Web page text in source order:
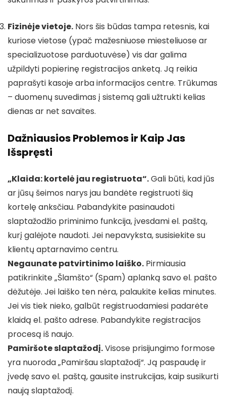
Fizinėje vietoje. Nors šis būdas tampa retesnis, kai
kuriose vietose (ypač mažesniuose miesteliuose ar
specializuotose parduotuvėse) vis dar galima
užpildyti popierinę registracijos anketą. Ją reikia
paprašyti kasoje arba informacijos centre. Trūkumas
– duomenų suvedimas į sistemą gali užtrukti kelias
dienas ar net savaites.
Dažniausios Problemos ir Kaip Jas
Išspręsti
„Klaida: kortelė jau registruota“.Gali būti, kad jūs
ar jūsų šeimos narys jau bandėte registruoti šią
kortelę anksčiau. Pabandykite pasinaudoti
slaptažodžio priminimo funkcija, įvesdami el. paštą,
kurį galėjote naudoti. Jei nepavyksta, susisiekite su
klientų aptarnavimo centru.
Negaunate patvirtinimo laiško. Pirmiausia
patikrinkite „Šlamšto“ (Spam) aplanką savo el. pašto
dėžutėje. Jei laiško ten nėra, palaukite kelias minutes.
Jei vis tiek nieko, galbūt registruodamiesi padarėte
klaidą el. pašto adrese. Pabandykite registracijos
procesą iš naujo.
Pamiršote slaptažodį.Visose prisijungimo formose
yra nuoroda „Pamiršau slaptažodį“. Ją paspaudę ir
įvedę savo el. paštą, gausite instrukcijas, kaip susikurti
naują slaptažodį.